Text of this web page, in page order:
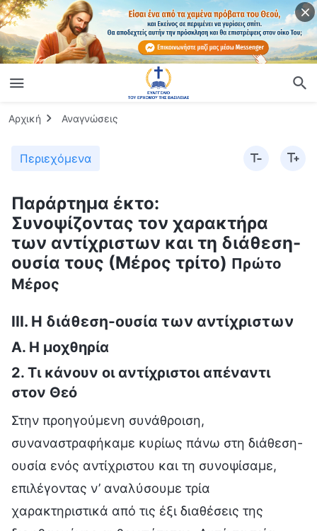
Αρχική Αναγνώσεις
Περιεχόμενα
Παράρτημα έκτο:
Συνοψίζοντας τον χαρακτήρα
των αντίχριστων και τη διάθεση-
ουσία τους (Μέρος τρίτο) Πρώτο
Μέρος
III. Η διάθεση-ουσία των αντίχριστων
Α. Η μοχθηρία
2. Τι κάνουν οι αντίχριστοι απέναντι
στον Θεό
Στην προηγούμενη συνάθροιση,
συναναστραφήκαμε κυρίως πάνω στη διάθεση-
ουσία ενός αντίχριστου και τη συνοψίσαμε,
επιλέγοντας ν’ αναλύσουμε τρία
χαρακτηριστικά από τις έξι διαθέσεις της